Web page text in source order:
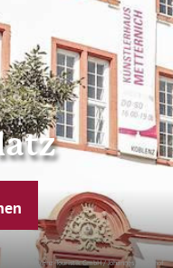
© Koblenz-Touristik GmbH / Johannes Bruchhof